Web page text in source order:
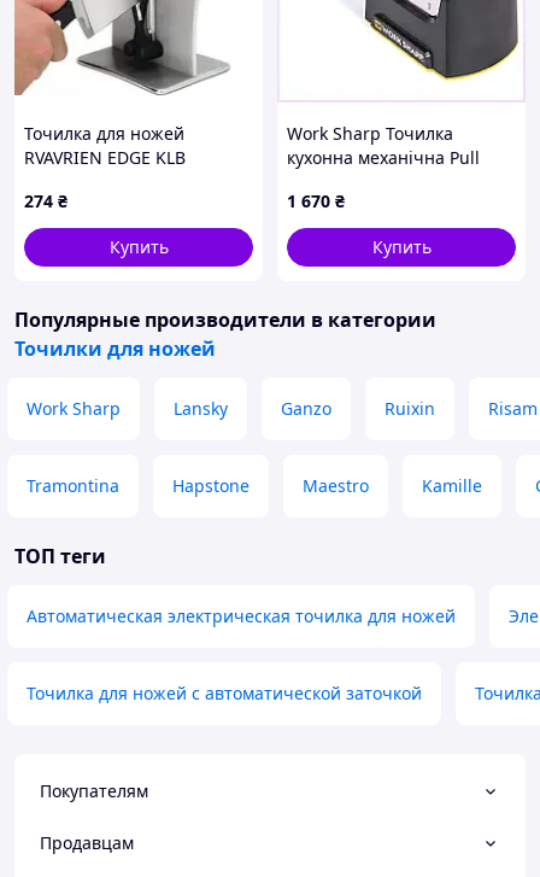
всех типов ножей
Мощность: 60 Вт
Материал корпуса: пластик
Размеры: 22,5 × 15 × 10 см
Точилка для ножей
RVAVRIEN EDGE KLB
274 ₴
Купить
Work Sharp Точилка
кухонна механічна Pull
WSKTNPTS-I 4MP801602
1 670 ₴
Купить
Популярные производители в категории
Точилки для ножей
Work Sharp Lansky Ganzo Ruixin Risam
Tramontina Hapstone Maestro Kamille
ТОП теги
Автоматическая электрическая точилка для ножей
Точилка для ножей с автоматической заточкой
Покупателям
Продавцам